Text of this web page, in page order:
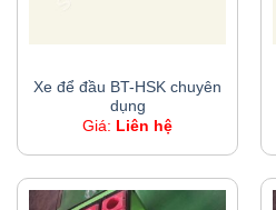
Xe để đầu BT-HSK chuyên
dụng
Giá: Liên hệ